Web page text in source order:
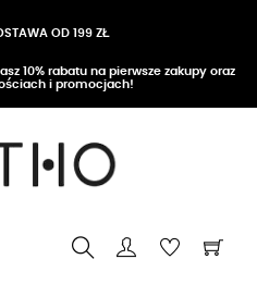
OD 199 ZŁ
10% rabatu na pierwsze zakupy oraz
i promocjach!